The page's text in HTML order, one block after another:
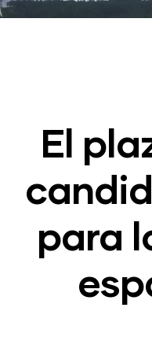
El
para